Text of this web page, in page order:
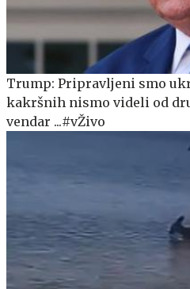
Trump: Pripravljeni smo
kakršnih nismo videli od
vendar ...#vŽivo